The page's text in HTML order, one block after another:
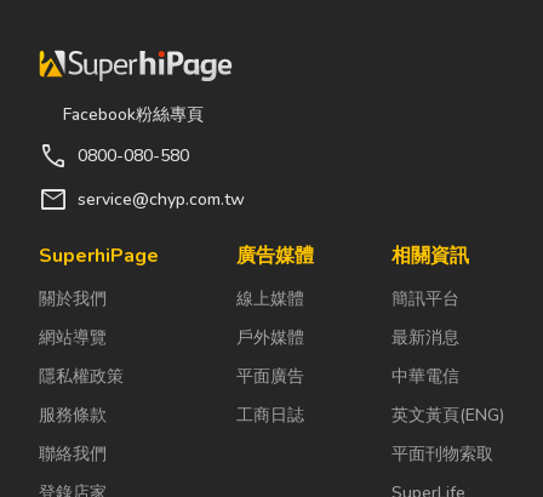
齊全，也能依
照施工需求，
快速找到合適
插座、燈具、
馬達、衛浴設
關產品。 無論
關、安裝節能
燈具、處...
果沒做好，最
牆」，盲目亂
陷： 這是老屋
的致命錯
誤。...
抓一雙幾十元
上場。 「運動
鞋就像...
Facebook粉絲專頁
call 0800-080-580
mail service@chyp.com.tw
SuperhiPage
關於我們
網站導覽
隱私權政策
服務條款
聯絡我們
登錄店家
廣告媒體
線上媒體
戶外媒體
平面廣告
工商日誌
相關資訊
簡訊平台
最新消息
中華電信
英文黃頁(ENG)
平面刊物索取
SuperLife